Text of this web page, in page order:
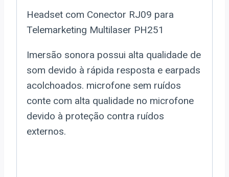
Headset com Conector RJ09 para
Telemarketing Multilaser PH251
Imersão sonora possui alta qualidade de
som devido à rápida resposta e earpads
acolchoados. microfone sem ruídos
conte com alta qualidade no microfone
devido à proteção contra ruídos
externos.